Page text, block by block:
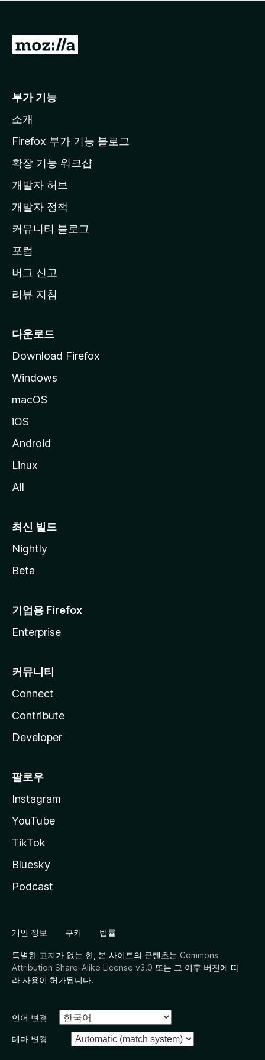
점
습
니
M
l
a
페
이
지
이
동
부가 기능
소개
Firefox 부가 기능 블로그
확장 기능 워크샵
개발자 허브
개발자 정책
커뮤니티 블로그
포럼
버그 신고
리뷰 지침
다운로드
Download Firefox
Windows
macOS
iOS
Android
Linux
All
최신 빌드
Nightly
Beta
기업용 Firefox
Enterprise
커뮤니티
Connect
Contribute
Developer
팔로우
Instagram
YouTube
TikTok
Bluesky
Podcast
개인 정보 쿠키 법률
특별한 고지가 없는 한, 본 사이트의 콘텐츠는 Commons
Attribution Share-Alike License v3.0 또는 그 이후 버전에 따
라 사용이 허가됩니다.
언어 변경
테마 변경